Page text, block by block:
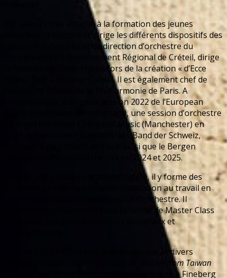
Par ailleurs très attaché à la formation des jeunes
musiciens, il élabore et dirige les différents dispositifs des
classes d’orchestres et de direction d’orchestre du
Conservatoire à Rayonnement Régional de Créteil, dirige
la Maîtrise de Radio France lors de la création « d’Ecce
Homo, Ecce » d’Olivier Calmel. Il est également chef de
l’orchestre Démos de la Philharmonie de Paris. A
l’international, il dirige la session 2022 de l’European
Youth Brass Band (Birmingham), une session d’orchestre
au Royal Northern College of Music (Manchester) en
2023, le Nationalen Jugend Brass Band der Schweiz,
l’orchestre du CNSMD de Paris ainsi que le Bergen
Philharmonic Youth Orchestra en 2024 et 2025.
Sollicité par plusieurs académies d’été, il y forme des
étudiants en voie de professionnalisation au travail en
section orchestrale et en direction d’orchestre. Il
intervient régulièrement sous la forme de Master Class
ou en tant que jury de concours nationaux et
Florent DIDIER contribue à de nombreux et divers
Live from Taïwan
avec le Paris Brass Band, un disque consacré à Fineberg